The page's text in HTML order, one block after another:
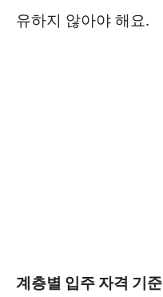
유하지 않아야 해요.
계층별 입주 자격 기준